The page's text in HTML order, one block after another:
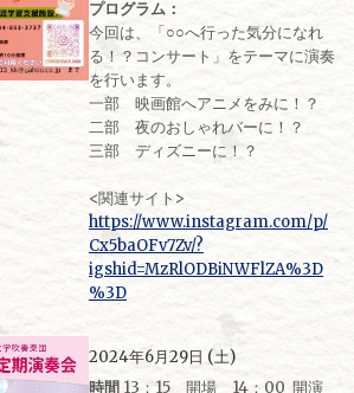
プログラム：
今回は、「○○へ行った気分になれ
る！？コンサート」をテーマに演奏
を行います。
一部 映画館へアニメをみに！？
二部 夜のおしゃれバーに！？
三部 ディズニーに！？
<関連サイト>
https://www.instagram.com/p/
Cx5baOFv7Zv/?
igshid=MzRlODBiNWFlZA%3D
%3D
2024年6月29日 (土)
時間 13：15 開場 14：00 開演